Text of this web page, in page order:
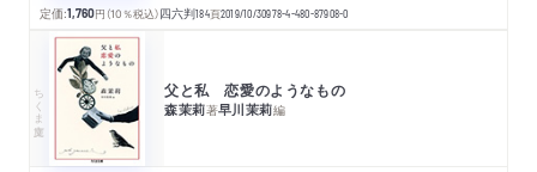
定価:1,760円 （10％税込）四六判184頁2019/10/30978-4-480-87908-0
ちくま文庫 父と私 恋愛のようなもの
森茉莉著早川茉莉編